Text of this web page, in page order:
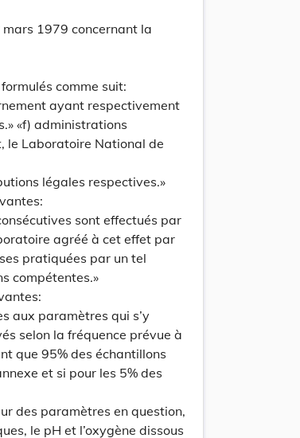
1979 concernant la
comme suit:
ayant respectivement
«f) administrations
le Laboratoire National de
légales respectives.»
sont effectués par
agréé à cet effet par
pratiquées par un tel
compétentes.»
aux paramètres qui s’y
selon la fréquence prévue à
que 95% des échantillons
et si pour les 5% des
des paramètres en question,
le pH et l’oxygène dissous